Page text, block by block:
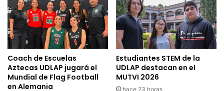
Coach de Escuelas
Aztecas UDLAP jugará el
Mundial de Flag Football
en Alemania
Estudiantes STEM de la
UDLAP destacan en el
MUTVI 2026
hace 23 horas